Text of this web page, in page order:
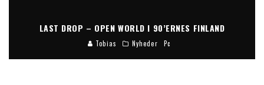
LAST DROP – OPEN WORLD I 90’ERNES FINLAND
Tobias Nyheder Pc